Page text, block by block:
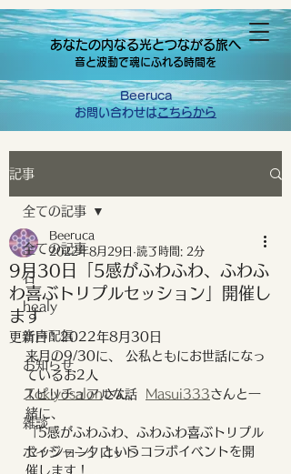
あなたの内なる光とつながる旅へ
音と波動で魂にふれる時間を
Beeruca
お問い合わせはこちらから
記事
全ての記事
石
healy
音声配信
お知らせ
スピリチュアルな話
雑談
ボイジャータロット
全ての記事
9月30日「5感がふわふわ、ふわふ
わ喜ぶトリプルセッション」開催し
ます
Beeruca
2022年8月29日 読了時間: 2分
更新日：2022年8月30日
来月の9/30に、 公私ともにお世話になっ
ているお2人
Tokiyosalonさん、 Masui333さんと一
緒に、
「5感がふわふわ、ふわふわ喜ぶトリプル
セッション」というコラボイベントを開
催します！